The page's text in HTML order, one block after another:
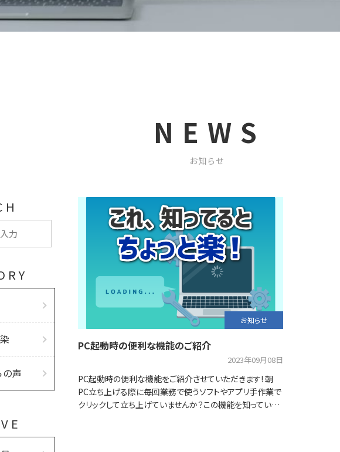
NEWS
お知らせ
声
お知らせ
PC起動時の便利な機能のご紹介
2023年09月08日
PC起動時の便利な機能をご紹介させていただきます! 朝
PC立ち上げる際に毎回業務で使うソフトやアプリ手作業で
クリックして立ち上げていませんか？この機能を知ってい…